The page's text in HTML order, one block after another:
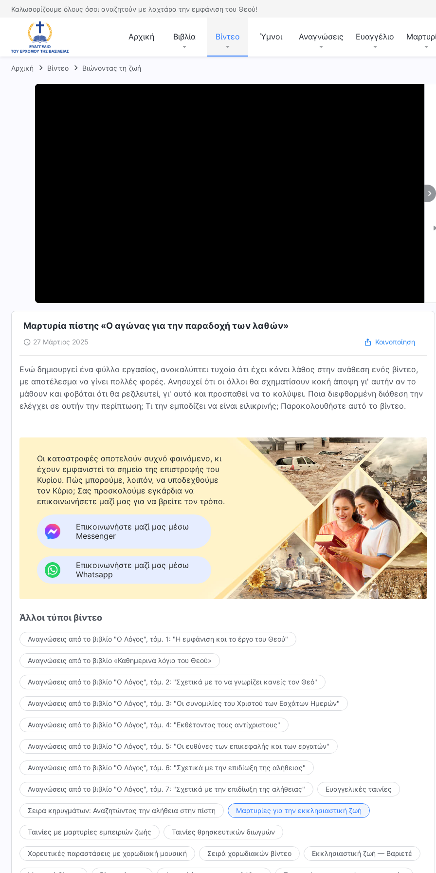
Καλωσορίζουμε όλους όσοι αναζητούν με λαχτάρα την εμφάνιση του Θεού!
Αρχική Βιβλία Βίντεο Ύμνοι Αναγνώσεις Ευαγγέλιο
Αρχική Βίντεο Βιώνοντας τη ζωή
Μαρτυρία πίστης «Ο αγώνας για την παραδοχή των λαθών»
27 Μάρτιος 2025 Κοινοποίηση
Ενώ δημιουργεί ένα φύλλο εργασίας, ανακαλύπτει τυχαία ότι έχει κάνει λάθος στην ανάθεση ενός βίντεο,
με αποτέλεσμα να γίνει πολλές φορές. Ανησυχεί ότι οι άλλοι θα σχηματίσουν κακή άποψη γι' αυτήν αν το
μάθουν και φοβάται ότι θα ρεζιλευτεί, γι' αυτό και προσπαθεί να το καλύψει. Ποια διεφθαρμένη διάθεση την
ελέγχει σε αυτήν την περίπτωση; Τι την εμποδίζει να είναι ειλικρινής; Παρακολουθήστε αυτό το βίντεο.
Οι καταστροφές αποτελούν συχνό φαινόμενο, κι
έχουν εμφανιστεί τα σημεία της επιστροφής του
Κυρίου. Πώς μπορούμε, λοιπόν, να υποδεχθούμε
τον Κύριο; Σας προσκαλούμε εγκάρδια να
επικοινωνήσετε μαζί μας για να βρείτε τον τρόπο.
Επικοινωνήστε μαζί μας μέσω
Messenger
Επικοινωνήστε μαζί μας μέσω
Whatsapp
Άλλοι τύποι βίντεο
Αναγνώσεις από το βιβλίο "Ο Λόγος", τόμ. 1: "Η εμφάνιση και το έργο του Θεού"
Αναγνώσεις από το βιβλίο «Καθημερινά λόγια του Θεού»
Αναγνώσεις από το βιβλίο "Ο Λόγος", τόμ. 2: "Σχετικά με το να γνωρίζει κανείς τον Θεό"
Αναγνώσεις από το βιβλίο "Ο Λόγος", τόμ. 3: "Οι συνομιλίες του Χριστού των Εσχάτων Ημερών"
Αναγνώσεις από το βιβλίο "Ο Λόγος", τόμ. 4: "Εκθέτοντας τους αντίχριστους"
Αναγνώσεις από το βιβλίο "Ο Λόγος", τόμ. 5: "Οι ευθύνες των επικεφαλής και των εργατών"
Αναγνώσεις από το βιβλίο "Ο Λόγος", τόμ. 6: "Σχετικά με την επιδίωξη της αλήθειας"
Αναγνώσεις από το βιβλίο "Ο Λόγος", τόμ. 7: "Σχετικά με την επιδίωξη της αλήθειας" Ευαγγελικές ταινίες
Σειρά κηρυγμάτων: Αναζητώντας την αλήθεια στην πίστη Μαρτυρίες για την εκκλησιαστική ζωή
Ταινίες με μαρτυρίες εμπειριών ζωής Ταινίες θρησκευτικών διωγμών
Χορευτικές παραστάσεις με χορωδιακή μουσική Σειρά χορωδιακών βίντεο Εκκλησιαστική ζωή — Βαριετέ